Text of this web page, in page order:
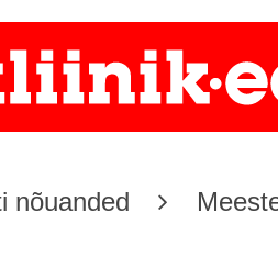
nõuanded